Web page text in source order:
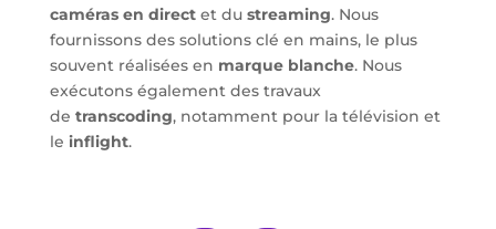
caméras en directet du streaming. Nous
fournissons des solutions clé en mains, le plus
souvent réalisées en marque blanche. Nous
exécutons également des travaux
de transcoding, notamment pour la télévision et
le inflight.